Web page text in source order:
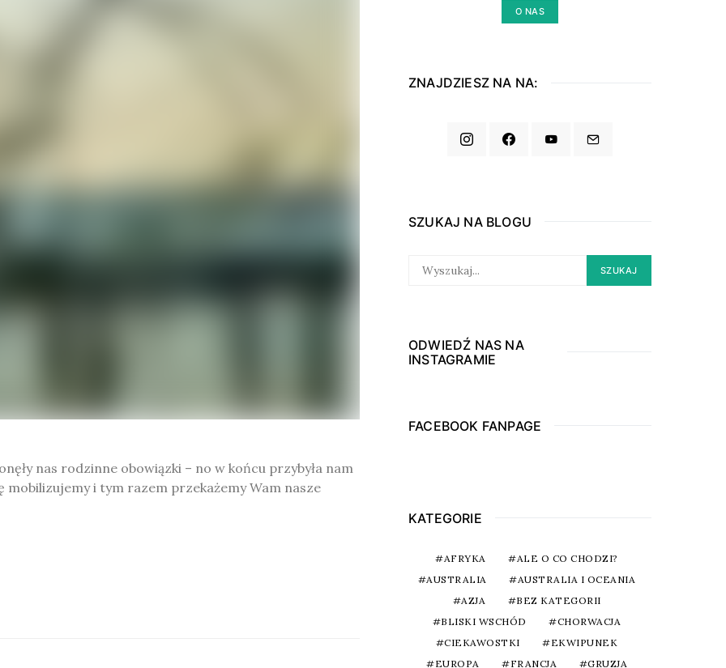
nas rodzinne obowiązki – no w końcu przybyła nam
i tym razem przekażemy Wam nasze
O NAS
ZNAJDZIESZ NA NA:
SZUKAJ NA BLOGU
FOR:
SZUKAJ
ODWIEDŹ NAS NA
INSTAGRAMIE
FACEBOOK FANPAGE
KATEGORIE
AFRYKA
ALE O CO CHODZI?
AUSTRALIA
AUSTRALIA I OCEANIA
AZJA
BEZ KATEGORII
BLISKI WSCHÓD
CHORWACJA
CIEKAWOSTKI
EKWIPUNEK
EUROPA
FRANCJA
GRUZJA